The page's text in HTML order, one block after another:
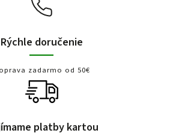
Rýchle doručenie
zadarmo od 50€
platby kartou